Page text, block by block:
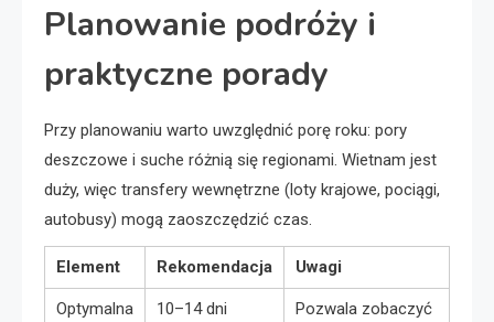
Planowanie podróży i
praktyczne porady
Przy planowaniu warto uwzględnić porę roku: pory
deszczowe i suche różnią się regionami. Wietnam jest
duży, więc transfery wewnętrzne (loty krajowe, pociągi,
autobusy) mogą zaoszczędzić czas.
Element Rekomendacja Uwagi
Optymalna 10–14 dni Pozwala zobaczyć